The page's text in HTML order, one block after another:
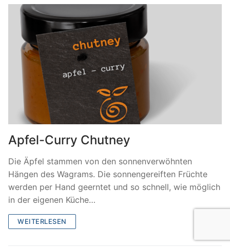
Apfel-Curry Chutney
Die Äpfel stammen von den sonnenverwöhnten
Hängen des Wagrams. Die sonnengereiften Früchte
werden per Hand geerntet und so schnell, wie möglich
in der eigenen Küche…
WEITERLESEN